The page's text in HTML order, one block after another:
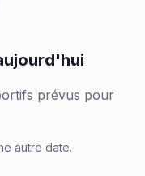
prévus pour
autre date.